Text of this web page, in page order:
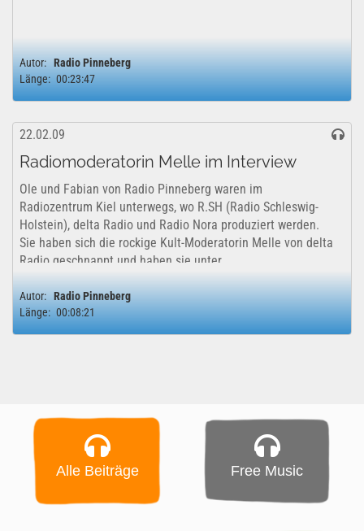
Autor: Radio Pinneberg
Länge: 00:23:47
22.02.09
Radiomoderatorin Melle im Interview
Ole und Fabian von Radio Pinneberg waren im
Radiozentrum Kiel unterwegs, wo R.SH (Radio Schleswig-
Holstein), delta Radio und Radio Nora produziert werden.
Sie haben sich die rockige Kult-Moderatorin Melle von delta
Radio geschnappt und haben sie unter...
Autor: Radio Pinneberg
Länge: 00:08:21
Alle Beiträge Free Music